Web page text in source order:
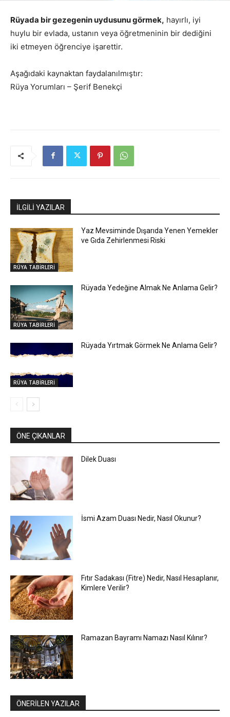
Rüyada bir gezegenin uydusunu görmek, hayırlı, iyi
huylu bir evlada, ustanın veya öğretmeninin bir dediğini
iki etmeyen öğrenciye işarettir.
Aşağıdaki kaynaktan faydalanılmıştır:
Rüya Yorumları – Şerif Benekçi
İLGİLİ YAZILAR
RÜYA TABİRLERİ
Yaz Mevsiminde Dışarıda Yenen Yemekler
ve Gıda Zehirlenmesi Riski
RÜYA TABİRLERİ
Rüyada Yedeğine Almak Ne Anlama Gelir?
RÜYA TABİRLERİ
Rüyada Yırtmak Görmek Ne Anlama Gelir?
ÖNE ÇIKANLAR
Dilek Duası
İsmi Azam Duası Nedir, Nasıl Okunur?
Fıtır Sadakası (Fitre) Nedir, Nasıl Hesaplanır,
Kimlere Verilir?
Ramazan Bayramı Namazı Nasıl Kılınır?
ÖNERİLEN YAZILAR